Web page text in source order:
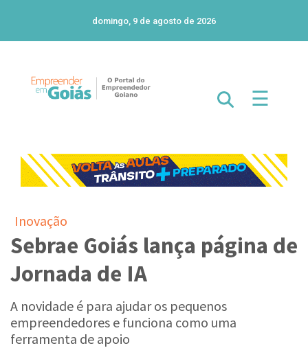
domingo, 9 de agosto de 2026
☰
Inovação
Sebrae Goiás lança página de
Jornada de IA
A novidade é para ajudar os pequenos
empreendedores e funciona como uma
ferramenta de apoio